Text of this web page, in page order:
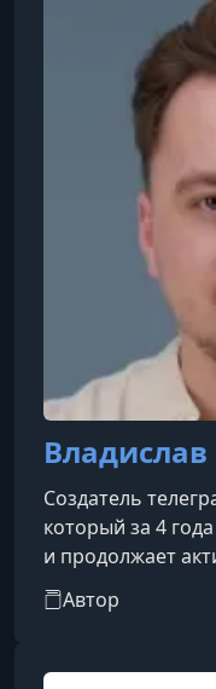
Создатель
который за 4
и продолжает
Автор